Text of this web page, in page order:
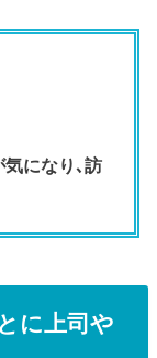
になり､訪
に上司や